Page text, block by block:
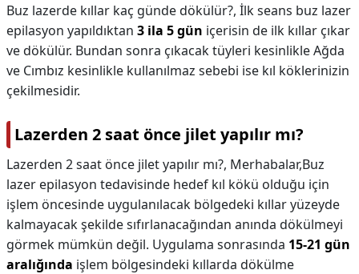
Buz lazerde kıllar kaç günde dökülür?, İlk seans buz lazer
epilasyon yapıldıktan 3 ila 5 gün içerisin de ilk kıllar çıkar
ve dökülür. Bundan sonra çıkacak tüyleri kesinlikle Ağda
ve Cımbız kesinlikle kullanılmaz sebebi ise kıl köklerinizin
çekilmesidir.
Lazerden 2 saat önce jilet yapılır mı?
Lazerden 2 saat önce jilet yapılır mı?, Merhabalar,Buz
lazer epilasyon tedavisinde hedef kıl kökü olduğu için
işlem öncesinde uygulanılacak bölgedeki kıllar yüzeyde
kalmayacak şekilde sıfırlanacağından anında dökülmeyi
görmek mümkün değil. Uygulama sonrasında 15-21 gün
aralığında işlem bölgesindeki kıllarda dökülme